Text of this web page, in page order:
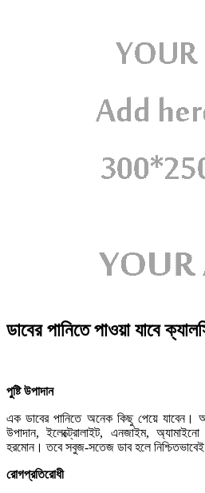
ডাবের পানিতে পাওয়া যাবে
পুষ্টি উপাদান
এক ডাবের পানিতে অনেক কিছু পেয়ে যাবেন।
উপাদান, ইলেক্ট্রোলাইট, এনজাইম,
হরমোন। তবে সবুজ-সতেজ ডাব হলে নিশ্চিতভাবেই
রোগপ্রতিরোধী